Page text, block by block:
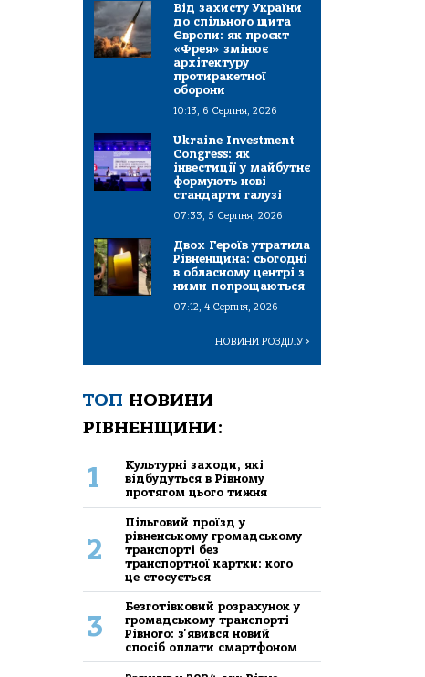
Від захисту України
до спільного щита
Європи: як проєкт
«Фрея» змінює
архітектуру
протиракетної
оборони
10:13, 6 Серпня, 2026
Ukraine Investment
Congress: як
інвестиції у майбутнє
формують нові
стандарти галузі
07:33, 5 Серпня, 2026
Двох Героїв утратила
Рівненщина: сьогодні
в обласному центрі з
ними попрощаються
07:12, 4 Серпня, 2026
НОВИНИ РОЗДІЛУ>
ТОП НОВИНИ
РІВНЕНЩИНИ:
1
Культурні заходи, які
відбудуться в Рівному
протягом цього тижня
2
Пільговий проїзд у
рівненському громадському
транспорті без
транспортної картки: кого
це стосується
3
Безготівковий розрахунок у
громадському транспорті
Рівного: з'явився новий
спосіб оплати смартфоном